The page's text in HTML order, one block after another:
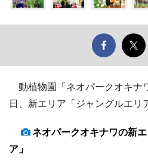
動植物園「ネオパークオキナ
日、新エリア「ジャングルエリ
ネオパークオキナワの新
ア」